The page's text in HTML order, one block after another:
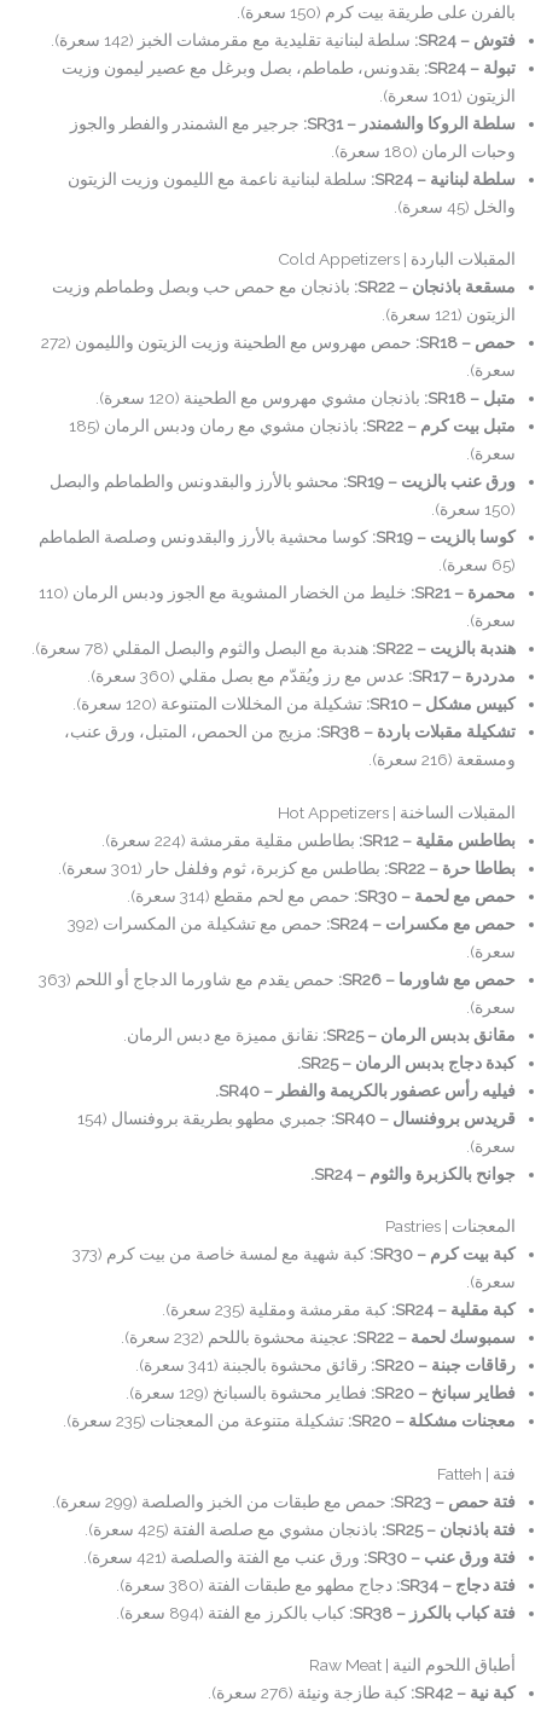
بالفرن على طريقة بيت كرم (150 سعرة).
فتوش – SR24:
سلطة لبنانية تقليدية مع مقرمشات الخبز (142 سعرة).
تبولة – SR24:
بقدونس، طماطم، بصل وبرغل مع عصير ليمون وزيت
الزيتون (101 سعرة).
سلطة الروكا والشمندر – SR31:
جرجير مع الشمندر والفطر والجوز
وحبات الرمان (180 سعرة).
سلطة لبنانية – SR24:
سلطة لبنانية ناعمة مع الليمون وزيت الزيتون
والخل (45 سعرة).
المقبلات الباردة | Cold Appetizers
مسقعة باذنجان – SR22:
باذنجان مع حمص حب وبصل وطماطم وزيت
الزيتون (121 سعرة).
حمص – SR18:
حمص مهروس مع الطحينة وزيت الزيتون والليمون (272
سعرة).
متبل – SR18:
باذنجان مشوي مهروس مع الطحينة (120 سعرة).
متبل بيت كرم – SR22:
باذنجان مشوي مع رمان ودبس الرمان (185
سعرة).
ورق عنب بالزيت – SR19:
محشو بالأرز والبقدونس والطماطم والبصل
(150 سعرة).
كوسا بالزيت – SR19:
كوسا محشية بالأرز والبقدونس وصلصة الطماطم
(65 سعرة).
محمرة – SR21:
خليط من الخضار المشوية مع الجوز ودبس الرمان (110
سعرة).
هندبة بالزيت – SR22:
هندبة مع البصل والثوم والبصل المقلي (78 سعرة).
مدردرة – SR17:
عدس مع رز ويُقدّم مع بصل مقلي (360 سعرة).
كبيس مشكل – SR10:
تشكيلة من المخللات المتنوعة (120 سعرة).
تشكيلة مقبلات باردة – SR38:
مزيج من الحمص، المتبل، ورق عنب،
ومسقعة (216 سعرة).
المقبلات الساخنة | Hot Appetizers
بطاطس مقلية – SR12:
بطاطس مقلية مقرمشة (224 سعرة).
بطاطا حرة – SR22:
بطاطس مع كزبرة، ثوم وفلفل حار (301 سعرة).
حمص مع لحمة – SR30:
حمص مع لحم مقطع (314 سعرة).
حمص مع مكسرات – SR24:
حمص مع تشكيلة من المكسرات (392
سعرة).
حمص مع شاورما – SR26:
حمص يقدم مع شاورما الدجاج أو اللحم (363
سعرة).
مقانق بدبس الرمان – SR25:
نقانق مميزة مع دبس الرمان.
كبدة دجاج بدبس الرمان – SR25.
فيليه رأس عصفور بالكريمة والفطر – SR40.
قريدس بروفنسال – SR40:
جمبري مطهو بطريقة بروفنسال (154
سعرة).
جوانح بالكزبرة والثوم – SR24.
المعجنات | Pastries
كبة بيت كرم – SR30:
كبة شهية مع لمسة خاصة من بيت كرم (373
سعرة).
كبة مقلية – SR24:
كبة مقرمشة ومقلية (235 سعرة).
سمبوسك لحمة – SR22:
عجينة محشوة باللحم (232 سعرة).
رقاقات جبنة – SR20:
رقائق محشوة بالجبنة (341 سعرة).
فطاير سبانخ – SR20:
فطاير محشوة بالسبانخ (129 سعرة).
معجنات مشكلة – SR20:
تشكيلة متنوعة من المعجنات (235 سعرة).
فتة | Fatteh
فتة حمص – SR23:
حمص مع طبقات من الخبز والصلصة (299 سعرة).
فتة باذنجان – SR25:
باذنجان مشوي مع صلصة الفتة (425 سعرة).
فتة ورق عنب – SR30:
ورق عنب مع الفتة والصلصة (421 سعرة).
فتة دجاج – SR34:
دجاج مطهو مع طبقات الفتة (380 سعرة).
فتة كباب بالكرز – SR38:
كباب بالكرز مع الفتة (894 سعرة).
أطباق اللحوم النية | Raw Meat
كبة نية – SR42:
كبة طازجة ونيئة (276 سعرة).